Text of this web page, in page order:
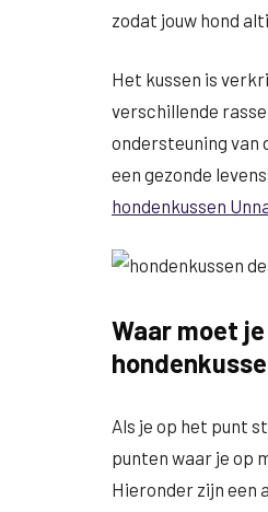
zodat jouw hond
Het kussen is
verschillende
ondersteuning van
een gezonde
hondenkussen
Waar moet
Als je op het punt
punten waar je op
Hieronder zijn een